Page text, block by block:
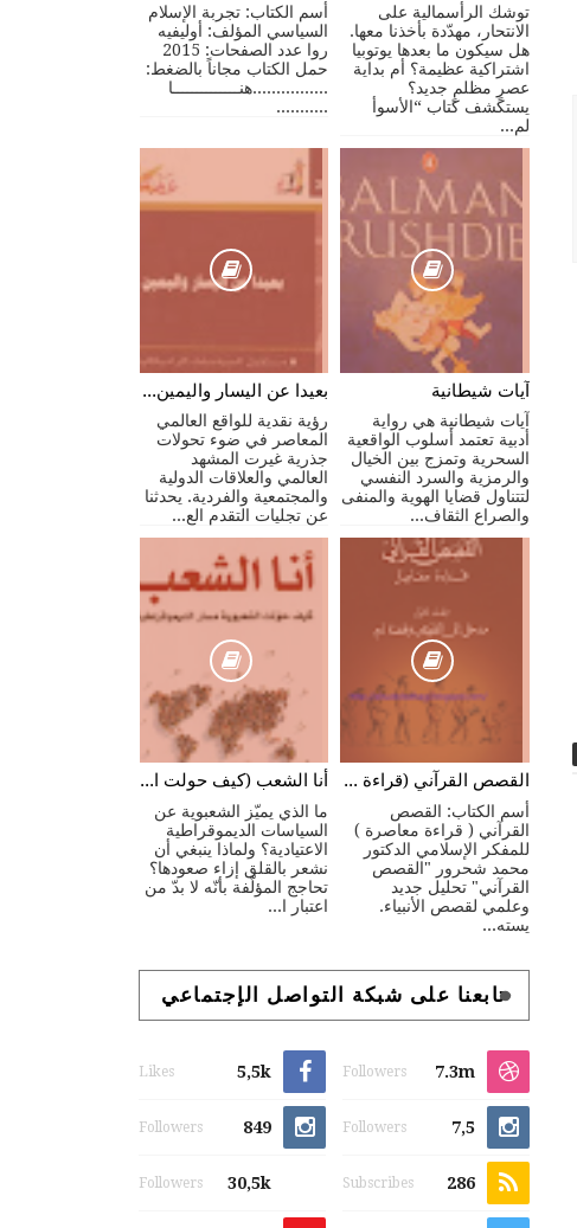
توشك الرأسمالية على
الانتحار، مهدّدة بأخذنا معها.
هل سيكون ما بعدها يوتوبيا
اشتراكية عظيمة؟ أم بداية
عصرٍ مظلمٍ جديد؟
يستكشف كتاب “الأسوأ
لم...
أسم الكتاب: تجربة الإسلام
السياسي المؤلف: أوليفيه
روا عدد الصفحات: 2015
حمل الكتاب مجاناً بالضغط:
................هنــــــــــــــا
...........
آيات شيطانية
آيات شيطانية هي رواية
أدبية تعتمد أسلوب الواقعية
السحرية وتمزج بين الخيال
والرمزية والسرد النفسي
لتتناول قضايا الهوية والمنفى
والصراع الثقاف...
بعيدا عن اليسار واليمين - مستقبل الثقافات الراديكالية
رؤية نقدية للواقع العالمي
المعاصر في ضوء تحولات
جذرية غيرت المشهد
العالمي والعلاقات الدولية
والمجتمعية والفردية. يحدثنا
عن تجليات التقدم الع...
القصص القرآني (قراءة معاصرة)
أسم الكتاب: القصص
القرآني ( قراءة معاصرة )
للمفكر الإسلامي الدكتور
محمد شحرور "القصص
القرآني" تحليل جديد
وعلمي لقصص الأنبياء.
يسته...
أنا الشعب (كيف حولت الشعبوية مسار الديموقراطية)
ما الذي يميّز الشعبوية عن
السياسات الديموقراطية
الاعتيادية؟ ولماذا ينبغي أن
نشعر بالقلق إزاء صعودها؟
تحاجج المؤلّفة بأنّه لا بدّ من
اعتبار ا...
تابعنا على شبكة التواصل الإجتماعي
7.3m
Followers
5,5k
Likes
7,5
Followers
849
Followers
286
Subscribes
30,5k
Followers